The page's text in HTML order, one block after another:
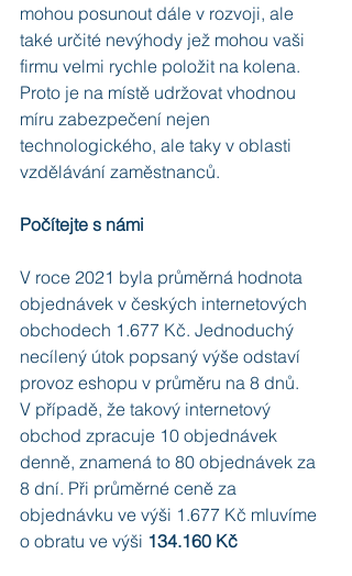
mohou posunout dále v rozvoji, ale
také určité nevýhody jež mohou vaši
firmu velmi rychle položit na kolena.
Proto je na místě udržovat vhodnou
míru zabezpečení nejen
technologického, ale taky v oblasti
vzdělávání zaměstnanců.
Počítejte s námi
V roce 2021 byla průměrná hodnota
objednávek v českých internetových
obchodech 1.677 Kč. Jednoduchý
necílený útok popsaný výše odstaví
provoz eshopu v průměru na 8 dnů.
V případě, že takový internetový
obchod zpracuje 10 objednávek
denně, znamená to 80 objednávek za
8 dní. Při průměrné ceně za
objednávku ve výši 1.677 Kč mluvíme
o obratu ve výši 134.160 Kč